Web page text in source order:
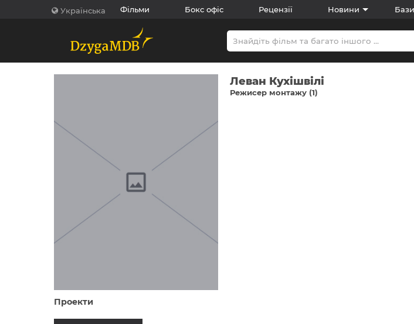
Українська Фільми Бокс офіс Рецензії Новини
Леван Кухішвілі
Режисер монтажу (1)
Проекти